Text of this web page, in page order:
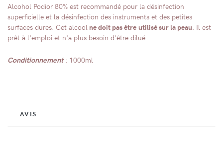
Alcohol Podior 80% est recommandé pour la désinfection
superficielle et la désinfection des instruments et des petites
surfaces dures. Cet alcool ne doit pas être utilisé sur la peau . Il est
prêt à l'emploi et n'a plus besoin d'être dilué.
Conditionnement: 1000ml
AVIS